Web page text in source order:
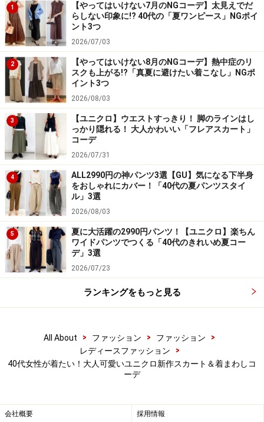
寒い時期には、ニットやブーツと合わせて。きれいなフ
レアシルエットが女性らしさをプラスしてくれるので、
カジュアルに見えやすいボーダーニットコーデも大人っ
ぽく仕上がります。
ウエストまわりがクリーンなデザインなので、インナーをイ
ンしても◎ 出典：StyleHint
もう少し暖かくなったら、カットソーなどを合わせて春
夏仕様のコーデに。サイドのジップアップで開け閉めす
る仕様で、ポケットも含めウエストまわりがクリーンな
デザインなので、インナーをウエストインしてもすっき
り。腰の位置も高く見せてくれて、スタイルアップ効果
も期待できます。
ユニクロの新作スカートで作るコーディネート、ぜひ参
考にしてみてくださいね！
【編集部おすすめの購入サイト】
Amazonで人気のレディースファッションをチェッ
ク！
1
【やってはいけない7月のNGコーデ】太見えでだ
らしない印象に!? 40代の「夏ワンピース」NGポイ
ント3つ
2026/07/03
2
【やってはいけない8月のNGコーデ】熱中症のリ
スクも上がる!?「真夏に避けたい着こなし」NGポ
イント3つ
2026/08/03
3
【ユニクロ】ウエストすっきり！ 脚のラインはし
っかり隠れる！ 大人かわいい「フレアスカート」
コーデ
2026/07/31
4
ALL2990円の神パンツ3選【GU】気になる下半身
をおしゃれにカバー！「40代の夏パンツスタイ
ル」3選
2026/08/03
5
夏に大活躍の2990円パンツ！【ユニクロ】楽ちん
ワイドパンツでつくる「40代のきれいめ夏コー
デ」3選
2026/07/23
ランキングをもっと見る
All About > ファッション > ファッション
>
レディースファッション
>
40代女性が着たい！大人可愛いユニクロ新作スカート＆着まわしコ
ーデ
会社概要 採用情報